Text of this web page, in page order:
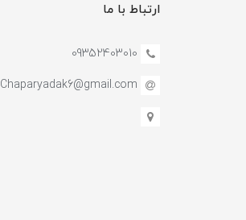
ارتباط با ما
09352403010
Chaparyadak6@gmail.com